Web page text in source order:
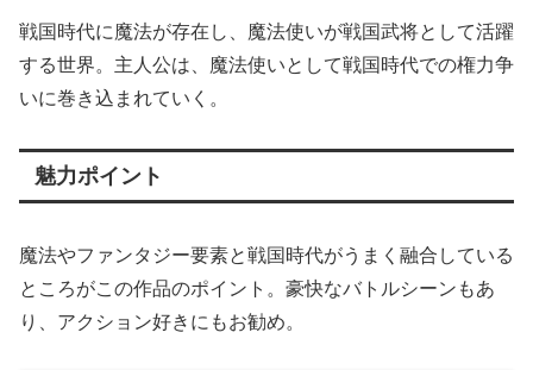
戦国時代に魔法が存在し、魔法使いが戦国武将として活躍
する世界。主人公は、魔法使いとして戦国時代での権力争
いに巻き込まれていく。
魅力ポイント
魔法やファンタジー要素と戦国時代がうまく融合している
ところがこの作品のポイント。豪快なバトルシーンもあ
り、アクション好きにもお勧め。